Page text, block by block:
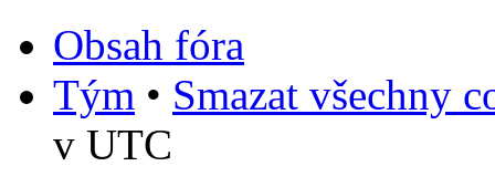
Obsah fóra
Tým • Smazat všechny
v UTC